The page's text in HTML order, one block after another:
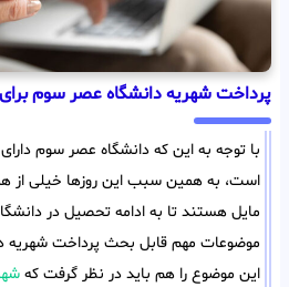
پرداخت شهریه دانشگاه عصر سوم برای
با توجه به این که دانشگاه عصر سوم
است، به همین سبب این روزها خیلی از
مایل هستند تا به ادامه تحصیل در
موضوعات مهم قابل بحث پرداخت
این موضوع را هم باید در نظر گرفت که